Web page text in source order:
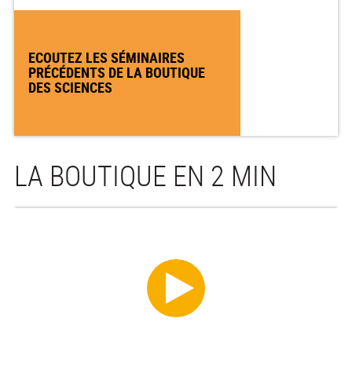
ECOUTEZ LES SÉMINAIRES
PRÉCÉDENTS DE LA BOUTIQUE
DES SCIENCES
LA BOUTIQUE EN 2 MIN